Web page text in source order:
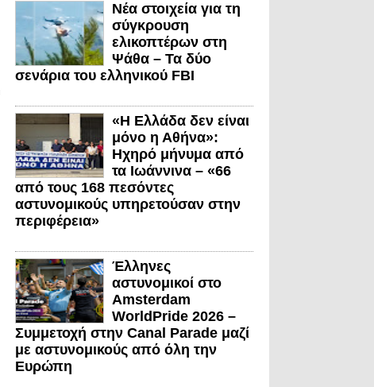
Νέα στοιχεία για τη
σύγκρουση
ελικοπτέρων στη
Ψάθα – Τα δύο
σενάρια του ελληνικού FBI
«Η Ελλάδα δεν είναι
μόνο η Αθήνα»:
Ηχηρό μήνυμα από
τα Ιωάννινα – «66
από τους 168 πεσόντες
αστυνομικούς υπηρετούσαν στην
περιφέρεια»
Έλληνες
αστυνομικοί στο
Amsterdam
WorldPride 2026 –
Συμμετοχή στην Canal Parade μαζί
με αστυνομικούς από όλη την
Ευρώπη